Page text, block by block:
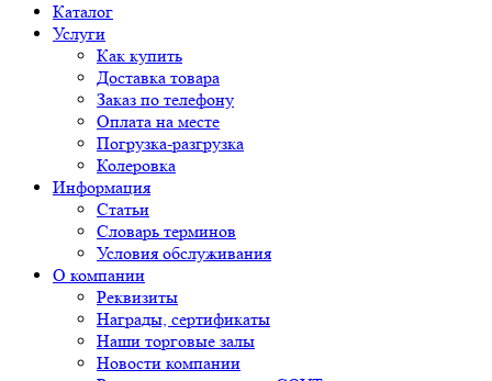
Каталог
Услуги
Как купить
Доставка товара
Заказ по телефону
Оплата на месте
Погрузка-разгрузка
Колеровка
Информация
Статьи
Словарь терминов
Условия обслуживания
О компании
Реквизиты
Награды, сертификаты
Наши торговые залы
Новости компании